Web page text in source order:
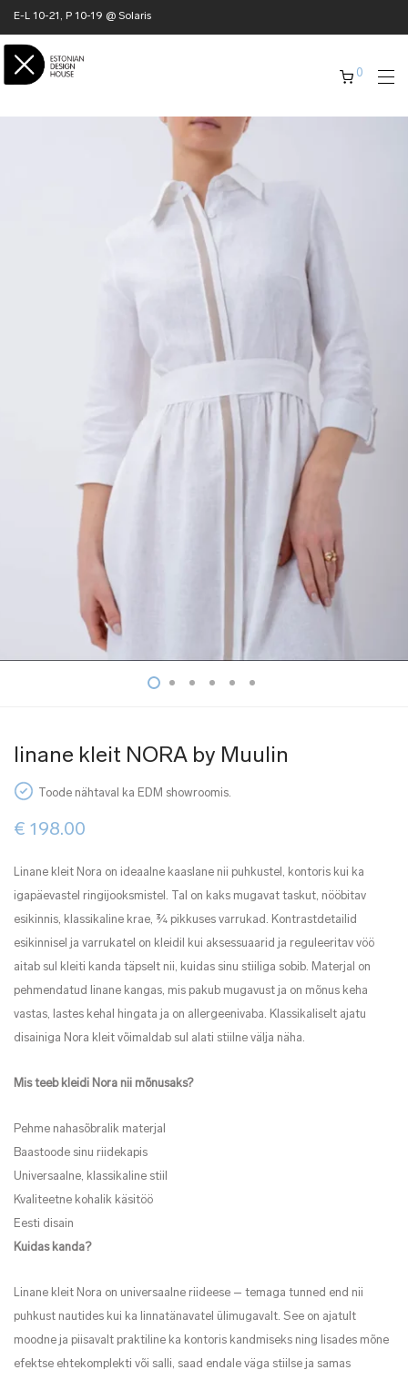
E-L 10-21, P 10-19 @ Solaris
0
linane kleit NORA by Muulin
Toode nähtaval ka EDM showroomis.
€ 198.00
Linane kleit Nora on ideaalne kaaslane nii puhkustel, kontoris kui ka
igapäevastel ringijooksmistel. Tal on kaks mugavat taskut, nööbitav
esikinnis, klassikaline krae, ¾ pikkuses varrukad. Kontrastdetailid
esikinnisel ja varrukatel on kleidil kui aksessuaarid ja reguleeritav vöö
aitab sul kleiti kanda täpselt nii, kuidas sinu stiiliga sobib. Materjal on
pehmendatud linane kangas, mis pakub mugavust ja on mõnus keha
vastas, lastes kehal hingata ja on allergeenivaba. Klassikaliselt ajatu
disainiga Nora kleit võimaldab sul alati stiilne välja näha.
Mis teeb kleidi Nora nii mõnusaks?
Pehme nahasõbralik materjal
Baastoode sinu riidekapis
Universaalne, klassikaline stiil
Kvaliteetne kohalik käsitöö
Eesti disain
Kuidas kanda?
Linane kleit Nora on universaalne riideese – temaga tunned end nii
puhkust nautides kui ka linnatänavatel ülimugavalt. See on ajatult
moodne ja piisavalt praktiline ka kontoris kandmiseks ning lisades mõne
efektse ehtekomplekti või salli, saad endale väga stiilse ja samas